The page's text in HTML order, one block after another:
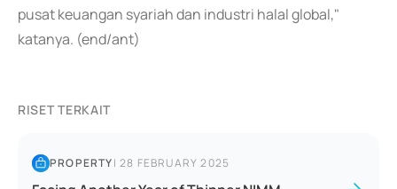
pusat keuangan syariah dan industri halal global,"
katanya. (end/ant)
RISET TERKAIT
PROPERTY|28 FEBRUARY 2025